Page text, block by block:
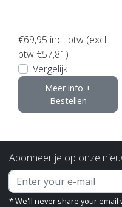
€69,95 incl. btw (excl.
btw €57,81)
Vergelijk
Meer info +
Bestellen
Abonneer je op onze
* We'll never share your email